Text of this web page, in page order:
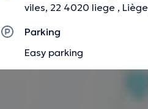
information.
viles, 22 4020 liege ,
Parking
Easy parking